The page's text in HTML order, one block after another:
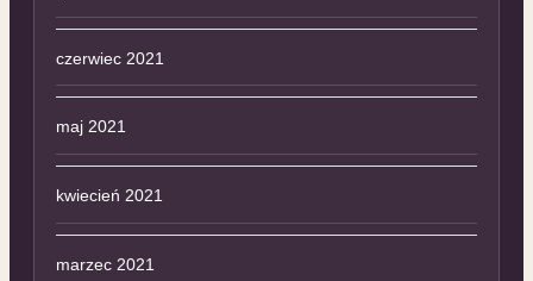
czerwiec 2021
maj 2021
kwiecień 2021
marzec 2021